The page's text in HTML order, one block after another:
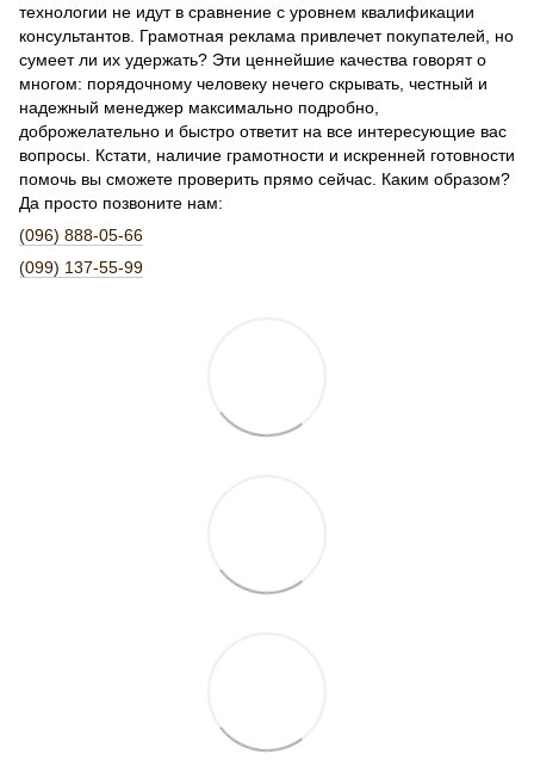
технологии не идут в сравнение с уровнем квалификации
консультантов. Грамотная реклама привлечет покупателей, но
сумеет ли их удержать? Эти ценнейшие качества говорят о
многом: порядочному человеку нечего скрывать, честный и
надежный менеджер максимально подробно,
доброжелательно и быстро ответит на все интересующие вас
вопросы. Кстати, наличие грамотности и искренней готовности
помочь вы сможете проверить прямо сейчас. Каким образом?
Да просто позвоните нам:
(096) 888-05-66
(099) 137-55-99